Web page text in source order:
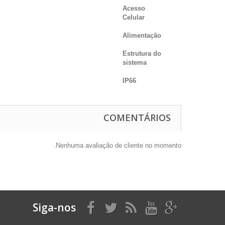
Acesso
Celular
Alimentação
Estrutura do
sistema
IP66
COMENTÁRIOS
Nenhuma avaliação de cliente no momento.
Siga-nos